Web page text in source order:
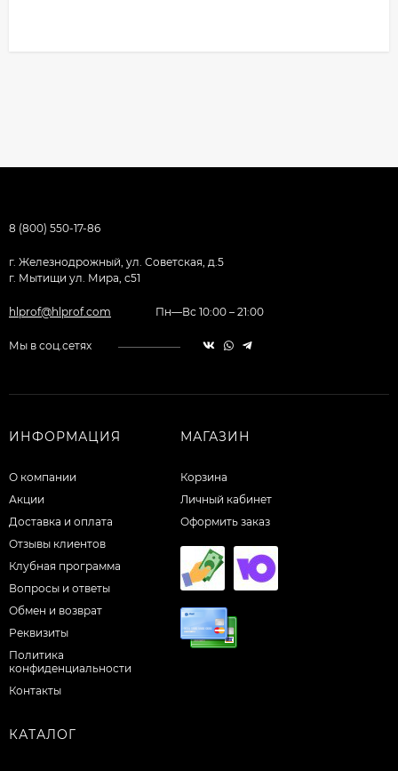
8 (800) 550-17-86
г. Железнодрожный, ул. Советская, д.5
г. Мытищи ул. Мира, с51
hlprof@hlprof.com Пн—Вс 10:00 – 21:00
Мы в соц.сетях
ИНФОРМАЦИЯ
О компании
Акции
Доставка и оплата
Отзывы клиентов
Клубная программа
Вопросы и ответы
Обмен и возврат
Реквизиты
Политика
конфиденциальности
Контакты
МАГАЗИН
Корзина
Личный кабинет
Оформить заказ
КАТАЛОГ